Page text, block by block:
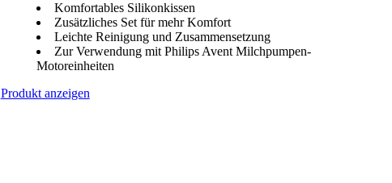
Komfortables Silikonkissen
Zusätzliches Set für mehr Komfort
Leichte Reinigung und Zusammensetzung
Zur Verwendung mit Philips Avent Milchpumpen-
Motoreinheiten
Produkt anzeigen